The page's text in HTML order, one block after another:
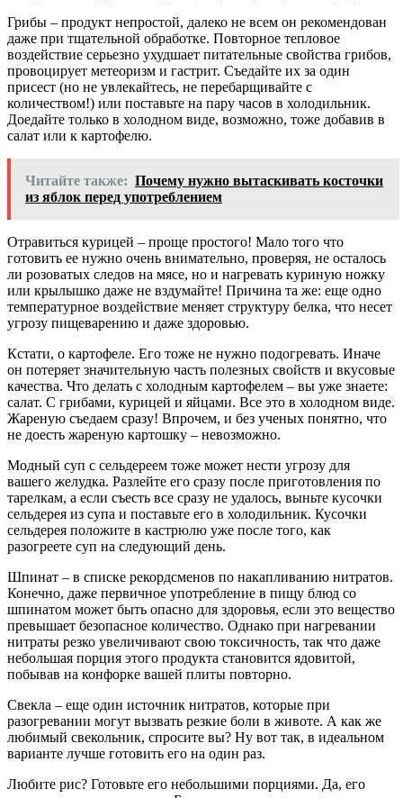
Грибы – продукт непростой, далеко не всем он рекомендован
даже при тщательной обработке. Повторное тепловое
воздействие серьезно ухудшает питательные свойства грибов,
провоцирует метеоризм и гастрит. Съедайте их за один
присест (но не увлекайтесь, не перебарщивайте с
количеством!) или поставьте на пару часов в холодильник.
Доедайте только в холодном виде, возможно, тоже добавив в
салат или к картофелю.
Читайте также: Почему нужно вытаскивать косточки
из яблок перед употреблением
Отравиться курицей – проще простого! Мало того что
готовить ее нужно очень внимательно, проверяя, не осталось
ли розоватых следов на мясе, но и нагревать куриную ножку
или крылышко даже не вздумайте! Причина та же: еще одно
температурное воздействие меняет структуру белка, что несет
угрозу пищеварению и даже здоровью.
Кстати, о картофеле. Его тоже не нужно подогревать. Иначе
он потеряет значительную часть полезных свойств и вкусовые
качества. Что делать с холодным картофелем – вы уже знаете:
салат. С грибами, курицей и яйцами. Все это в холодном виде.
Жареную съедаем сразу! Впрочем, и без ученых понятно, что
не доесть жареную картошку – невозможно.
Модный суп с сельдереем тоже может нести угрозу для
вашего желудка. Разлейте его сразу после приготовления по
тарелкам, а если съесть все сразу не удалось, выньте кусочки
сельдерея из супа и поставьте его в холодильник. Кусочки
сельдерея положите в кастрюлю уже после того, как
разогреете суп на следующий день.
Шпинат – в списке рекордсменов по накапливанию нитратов.
Конечно, даже первичное употребление в пищу блюд со
шпинатом может быть опасно для здоровья, если это вещество
превышает безопасное количество. Однако при нагревании
нитраты резко увеличивают свою токсичность, так что даже
небольшая порция этого продукта становится ядовитой,
побывав на конфорке вашей плиты повторно.
Свекла – еще один источник нитратов, которые при
разогревании могут вызвать резкие боли в животе. А как же
любимый свекольник, спросите вы? Ну вот так, в идеальном
варианте лучше готовить его на один раз.
Любите рис? Готовьте его небольшими порциями. Да, его